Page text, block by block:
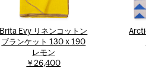
Brita Evy リネンコットン
ブランケット 130 x 190
レモン
￥26,400